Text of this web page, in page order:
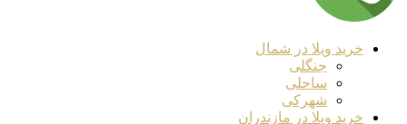
خرید ویلا در شمال
جنگلی
ساحلی
شهرکی
خرید ویلا در مازندران